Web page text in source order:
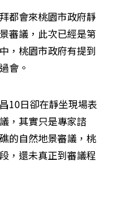
都會來桃園市政府靜
審議，此次已經是第
，桃園市政府有提到
會。
10日卻在靜坐現場表
，其實只是專家諮
的自然地景審議，桃
，還未真正到審議程